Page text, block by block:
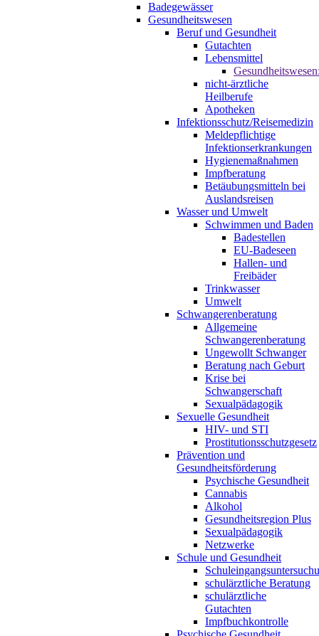
Badegewässer
Gesundheitswesen
Beruf und Gesundheit
Gutachten
Lebensmittel
nicht-ärztliche
Heilberufe
Apotheken
Infektionsschutz/Reisemedizin
Meldepflichtige
Infektionserkrankungen
Hygienemaßnahmen
Impfberatung
Betäubungsmitteln bei
Auslandsreisen
Wasser und Umwelt
Schwimmen und Baden
Badestellen
EU-Badeseen
Hallen- und
Freibäder
Trinkwasser
Umwelt
Schwangerenberatung
Allgemeine
Schwangerenberatung
Ungewollt Schwanger
Beratung nach Geburt
Krise bei
Schwangerschaft
Sexualpädagogik
Sexuelle Gesundheit
HIV- und STI
Prostitutionsschutzgesetz
Prävention und
Gesundheitsförderung
Psychische Gesundheit
Cannabis
Alkohol
Gesundheitsregion Plus
Sexualpädagogik
Netzwerke
Schule und Gesundheit
schulärztliche Beratung
schulärztliche
Gutachten
Impfbuchkontrolle